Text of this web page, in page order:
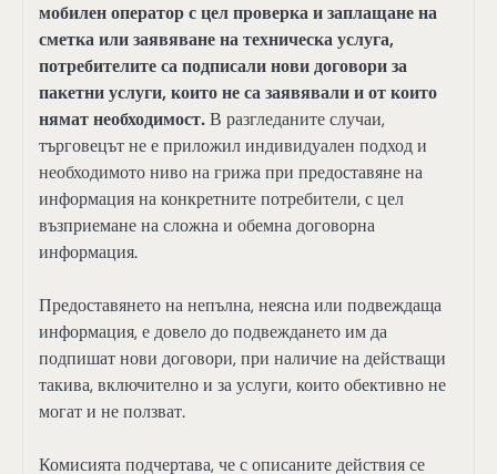
мобилен оператор с цел проверка и заплащане на
сметка или заявяване на техническа услуга,
потребителите са подписали нови договори за
пакетни услуги, които не са заявявали и от които
нямат необходимост.В разгледаните случаи,
търговецът не е приложил индивидуален подход и
необходимото ниво на грижа при предоставяне на
информация на конкретните потребители, с цел
възприемане на сложна и обемна договорна
информация.
Предоставянето на непълна, неясна или подвеждаща
информация, е довело до подвеждането им да
подпишат нови договори, при наличие на действащи
такива, включително и за услуги, които обективно не
могат и не ползват.
Комисията подчертава, че с описаните действия се